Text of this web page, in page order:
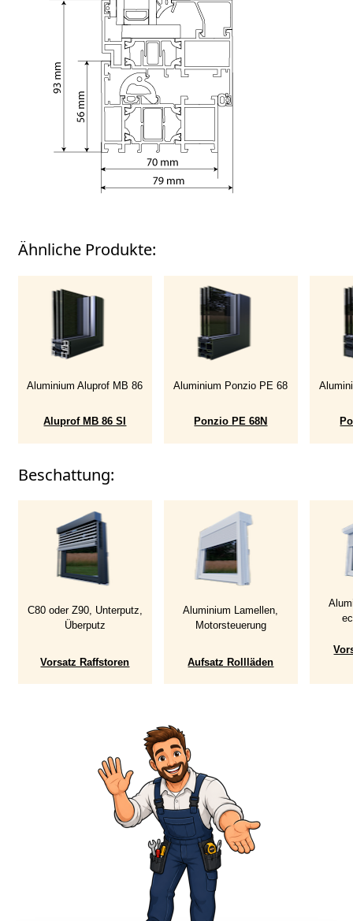
Ähnliche Produkte:
Aluminium Aluprof MB 86
Aluprof MB 86 SI
Aluminium Ponzio PE 68
Ponzio PE 68N
Beschattung:
C80 oder Z90, Unterputz,
Überputz
Vorsatz Raffstoren
Aluminium Lamellen,
Motorsteuerung
Aufsatz Rollläden